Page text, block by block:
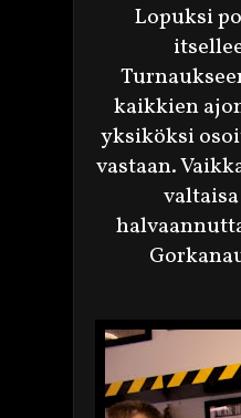
Lopuksi
kaikkien
yksiköksi
vastaan.